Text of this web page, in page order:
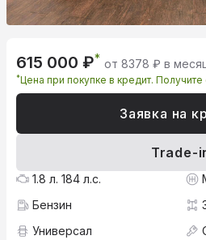
615 000 ₽* от 8378 ₽ в
*Цена при покупке в кредит.
Заявка на
Trade-
1.8 л. 184 л.с.
Бензин
Универсал